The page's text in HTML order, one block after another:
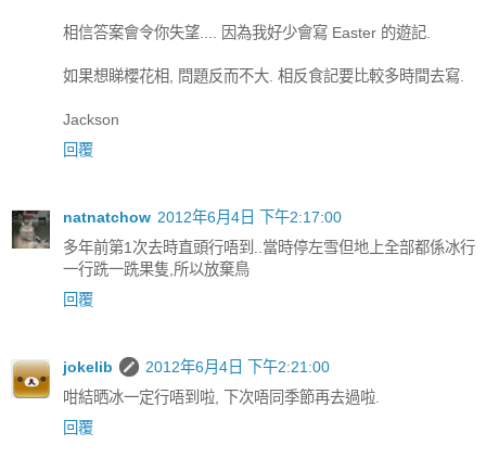
相信答案會令你失望.... 因為我好少會寫 Easter 的遊記.
如果想睇櫻花相, 問題反而不大. 相反食記要比較多時間去寫.
Jackson
回覆
natnatchow 2012年6月4日 下午2:17:00
多年前第1次去時直頭行唔到..當時停左雪但地上全部都係冰行
一行跣一跣果隻,所以放棄鳥
回覆
jokelib
2012年6月4日 下午2:21:00
咁結晒冰一定行唔到啦, 下次唔同季節再去過啦.
回覆